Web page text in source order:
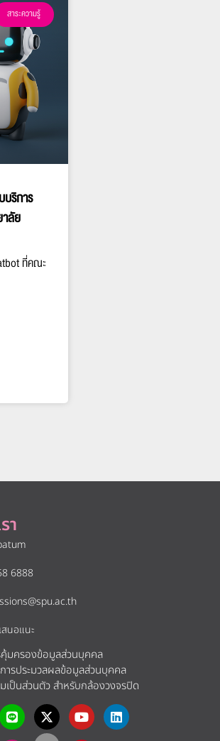
สาระความรู้
ริการ
ลัย
ที่คณะ
า
6888
นอแนะ​
คุ้มครองข้อมูลส่วนบุคคล
ารประมวลผลข้อมูลส่วนบุคคล
เป็นส่วนตัว สำหรับกล้องวงจรปิด